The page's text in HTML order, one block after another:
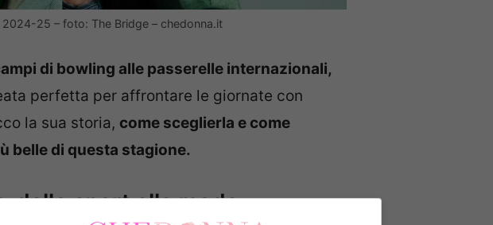
25 – foto: The Bridge – chedonna.it
di bowling alle passerelle internazionali,
perfetta per affrontare le giornate con
la sua storia, come sceglierla e come
belle di questa stagione.
dallo sport alla moda